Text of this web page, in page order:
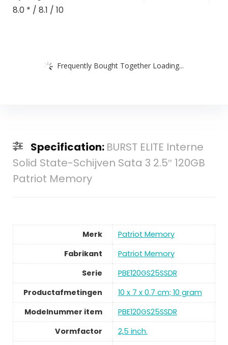
8.0 * / 8.1 / 10
Frequently Bought Together Loading...
Specification: BURST ELITE Interne
Solid State-Schijven Sata 3 2.5″ 120GB
Patriot Memory
Merk
Patriot Memory
Fabrikant
Patriot Memory
Serie
PBE120GS25SSDR
Productafmetingen
10 x 7 x 0.7 cm; 10 gram
Modelnummer item
PBE120GS25SSDR
Vormfactor
2,5 inch.